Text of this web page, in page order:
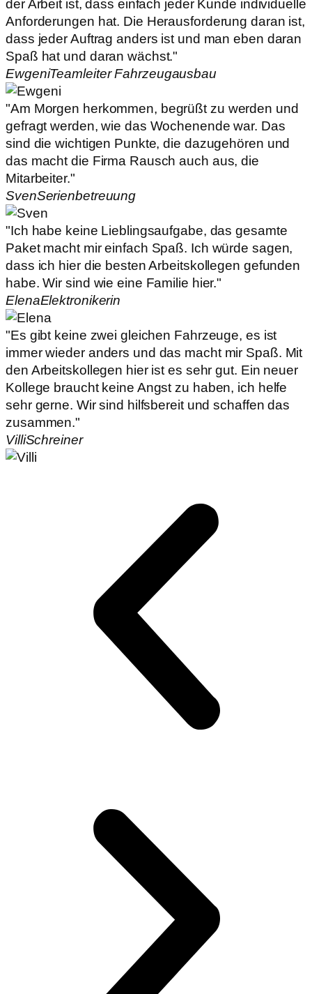
der Arbeit ist, dass einfach jeder Kunde individuelle
Anforderungen hat. Die Herausforderung daran ist,
dass jeder Auftrag anders ist und man eben daran
Spaß hat und daran wächst."
EwgeniTeamleiter Fahrzeugausbau
"Am Morgen herkommen, begrüßt zu werden und
gefragt werden, wie das Wochenende war. Das
sind die wichtigen Punkte, die dazugehören und
das macht die Firma Rausch auch aus, die
Mitarbeiter."
SvenSerienbetreuung
"Ich habe keine Lieblingsaufgabe, das gesamte
Paket macht mir einfach Spaß. Ich würde sagen,
dass ich hier die besten Arbeitskollegen gefunden
habe. Wir sind wie eine Familie hier."
ElenaElektronikerin
"Es gibt keine zwei gleichen Fahrzeuge, es ist
immer wieder anders und das macht mir Spaß. Mit
den Arbeitskollegen hier ist es sehr gut. Ein neuer
Kollege braucht keine Angst zu haben, ich helfe
sehr gerne. Wir sind hilfsbereit und schaffen das
zusammen."
VilliSchreiner